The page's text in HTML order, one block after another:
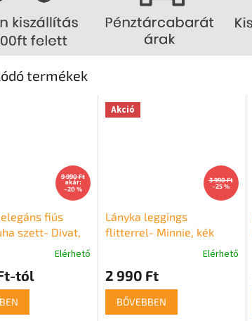
termékek
9 990 Ft
akár:
–20 %
fiús
szett- Divat,
Elérhető
tól
Akció
3 990 Ft
–25 %
Lányka leggings
flitterrel- Minnie, kék
Elérhető
2 990 Ft
BŐVEBBEN